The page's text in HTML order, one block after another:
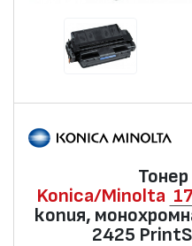
Konica/Minolta
копия,
2425